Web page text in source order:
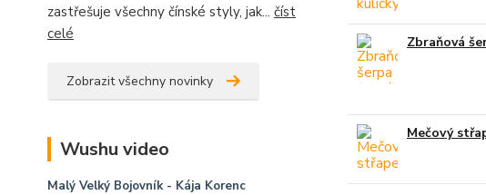
zastřešuje všechny čínské styly, jak... číst
celé
Zobrazit všechny novinky
Wushu video
Malý Velký Bojovník- Kája Korenc
Zbraňová
Mečový